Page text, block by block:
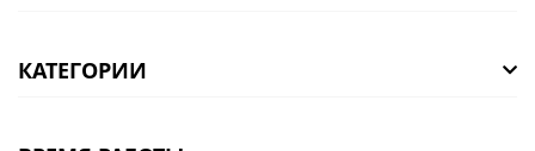
КАТЕГОРИИ